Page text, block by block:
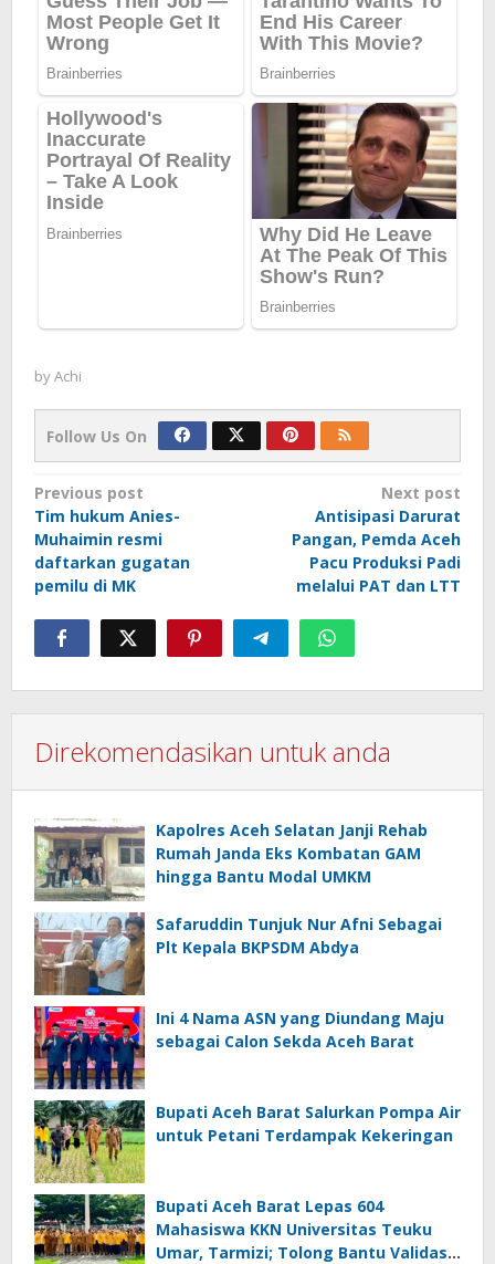
byAchi
Follow Us On
Post
navigation
Previous post
Tim hukum Anies-
Muhaimin resmi
daftarkan gugatan
pemilu di MK
Next post
Antisipasi Darurat
Pangan, Pemda Aceh
Pacu Produksi Padi
melalui PAT dan LTT
Direkomendasikan untuk anda
Kapolres Aceh Selatan Janji Rehab
Rumah Janda Eks Kombatan GAM
hingga Bantu Modal UMKM
Safaruddin Tunjuk Nur Afni Sebagai
Plt Kepala BKPSDM Abdya
Ini 4 Nama ASN yang Diundang Maju
sebagai Calon Sekda Aceh Barat
Bupati Aceh Barat Salurkan Pompa Air
untuk Petani Terdampak Kekeringan
Bupati Aceh Barat Lepas 604
Mahasiswa KKN Universitas Teuku
Umar, Tarmizi; Tolong Bantu Validasi